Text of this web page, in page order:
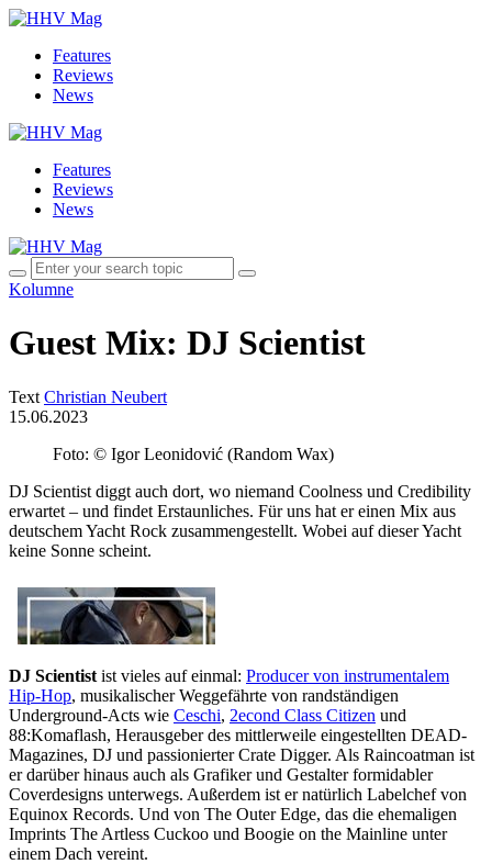
Features
Reviews
News
Features
Reviews
News
Kolumne
Guest Mix: DJ Scientist
Text Christian Neubert
15.06.2023
Foto: © Igor Leonidović (Random Wax)
DJ Scientist diggt auch dort, wo niemand Coolness und Credibility
erwartet – und findet Erstaunliches. Für uns hat er einen Mix aus
deutschem Yacht Rock zusammengestellt. Wobei auf dieser Yacht
keine Sonne scheint.
DJ Scientist ist vieles auf einmal: Producer von instrumentalem
Hip-Hop, musikalischer Weggefährte von randständigen
Underground-Acts wie Ceschi, 2econd Class Citizen und
88:Komaflash, Herausgeber des mittlerweile eingestellten DEAD-
Magazines, DJ und passionierter Crate Digger. Als Raincoatman ist
er darüber hinaus auch als Grafiker und Gestalter formidabler
Coverdesigns unterwegs. Außerdem ist er natürlich Labelchef von
Equinox Records. Und von The Outer Edge, das die ehemaligen
Imprints The Artless Cuckoo und Boogie on the Mainline unter
einem Dach vereint.